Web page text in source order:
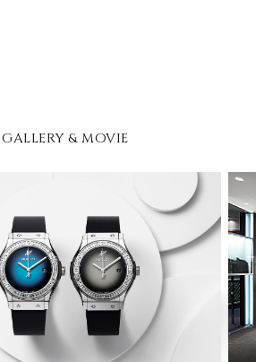
GALLERY & MOVIE